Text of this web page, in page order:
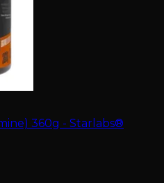
360g - Starlabs®